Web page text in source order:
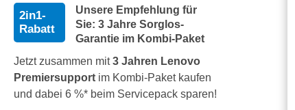
2in1-
Rabatt
Unsere Empfehlung für
Sie: 3 Jahre Sorglos-
Garantie im Kombi-Paket
Jetzt zusammen mit3 Jahren Lenovo
Premiersupport im Kombi-Paket kaufen
und dabei 6 %* beim Servicepack sparen!